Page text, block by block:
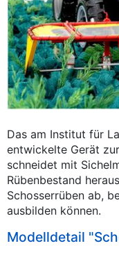
Das am Institut für
entwickelte Gerät
schneidet mit
Rübenbestand
Schosserrüben ab,
ausbilden können.
Modelldetail